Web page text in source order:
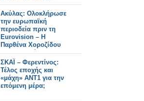
Ακύλας: Ολοκλήρωσε
την ευρωπαϊκή
περιοδεία πριν τη
Eurovision – Η
Παρθένα Χοροζίδου
στο πλευρό του στη
Βιέννη
ΣΚΑΪ – Φερεντίνος:
Τέλος εποχής και
«μάχη» ΑΝΤ1 για την
επόμενη μέρα;